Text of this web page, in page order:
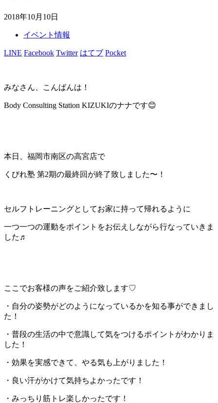
2018年10月10日
イベント情報
LINE Facebook Twitter はてブ Pocket
みなさん、こんばんは！
Body Consulting Station KIZUKIのナナです😊
本日、福岡市南区の高宮店で
くびれ塾 第2期の最終回が終了致しました〜！
セルフトレーニングとしてお家に持って帰れるように
一つ一つの運動をポイントをお伝えしながら行なっていきま
した♬
ここでお客様の声をご紹介致します♡
・自分の姿勢がどのようになっているかを知る事ができまし
た！
・普段の生活の中で意識して気をつけるポイントがわかりま
した！
・効果を実感できて、やる気も上がりました！
・良い汗がかけて気持ちよかったです！
・みっちり筋トレ楽しかったです！